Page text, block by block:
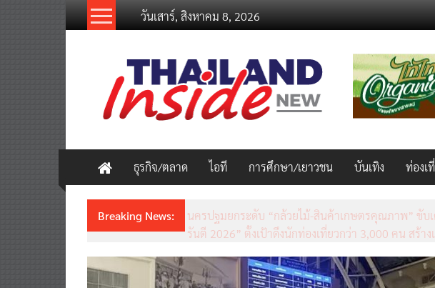
วันเสาร์, สิงหาคม 8, 2026
thailandinsidenew.com
Thailand
Inside
New
ธุรกิจ/ตลาด ไอที การศึกษา/เยาวชน บันเทิง ท่องเ
Breaking News: ชวนรู้จักซิม my by NT เน็ตเร็ว แรง คุ้มค่าทั่วไทยพร้อ